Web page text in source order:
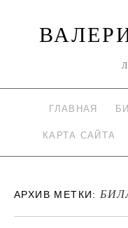
ГЛАВНАЯ
КАРТА САЙТА
АРХИВ МЕТКИ: